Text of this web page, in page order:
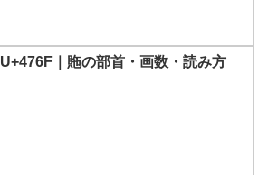
U+476F｜䝯の部首・画数・読み方